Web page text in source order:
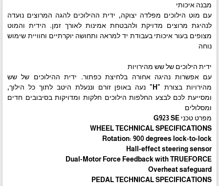
מבנה איכותי
עם מוט הילוכים מפלדה יצוקה, ידית ההילוכים להגה המרוצים נועדה
לנהיגת מרוצים מדויקת ולהבטחת אמינות לאורך זמן. הידית והמוט
מצופים בעור איכותי בעבודת יד למראה ותחושה יוקרתיים וחוויית שימוש
נוחה
ידית הילוכים של שש מהירויות
עם אפשרות נהיגה אחורה בלחיצת כפתור. ידית ההילוכים של שש
מהירויות בצורת "H" נעה באופן זורם וננעלת היטב לתוך כל הילוך,
ומסייעת לכם לבצע החלפות הילוכים חלקות ומדויקות בסיבובים חדים
ומסלולים
מפרט טכני G923 SE
WHEEL TECHNICAL SPECIFICATIONS
Rotation: 900 degrees lock-to-lock
Hall-effect steering sensor
Dual-Motor Force Feedback with TRUEFORCE
Overheat safeguard
PEDAL TECHNICAL SPECIFICATIONS